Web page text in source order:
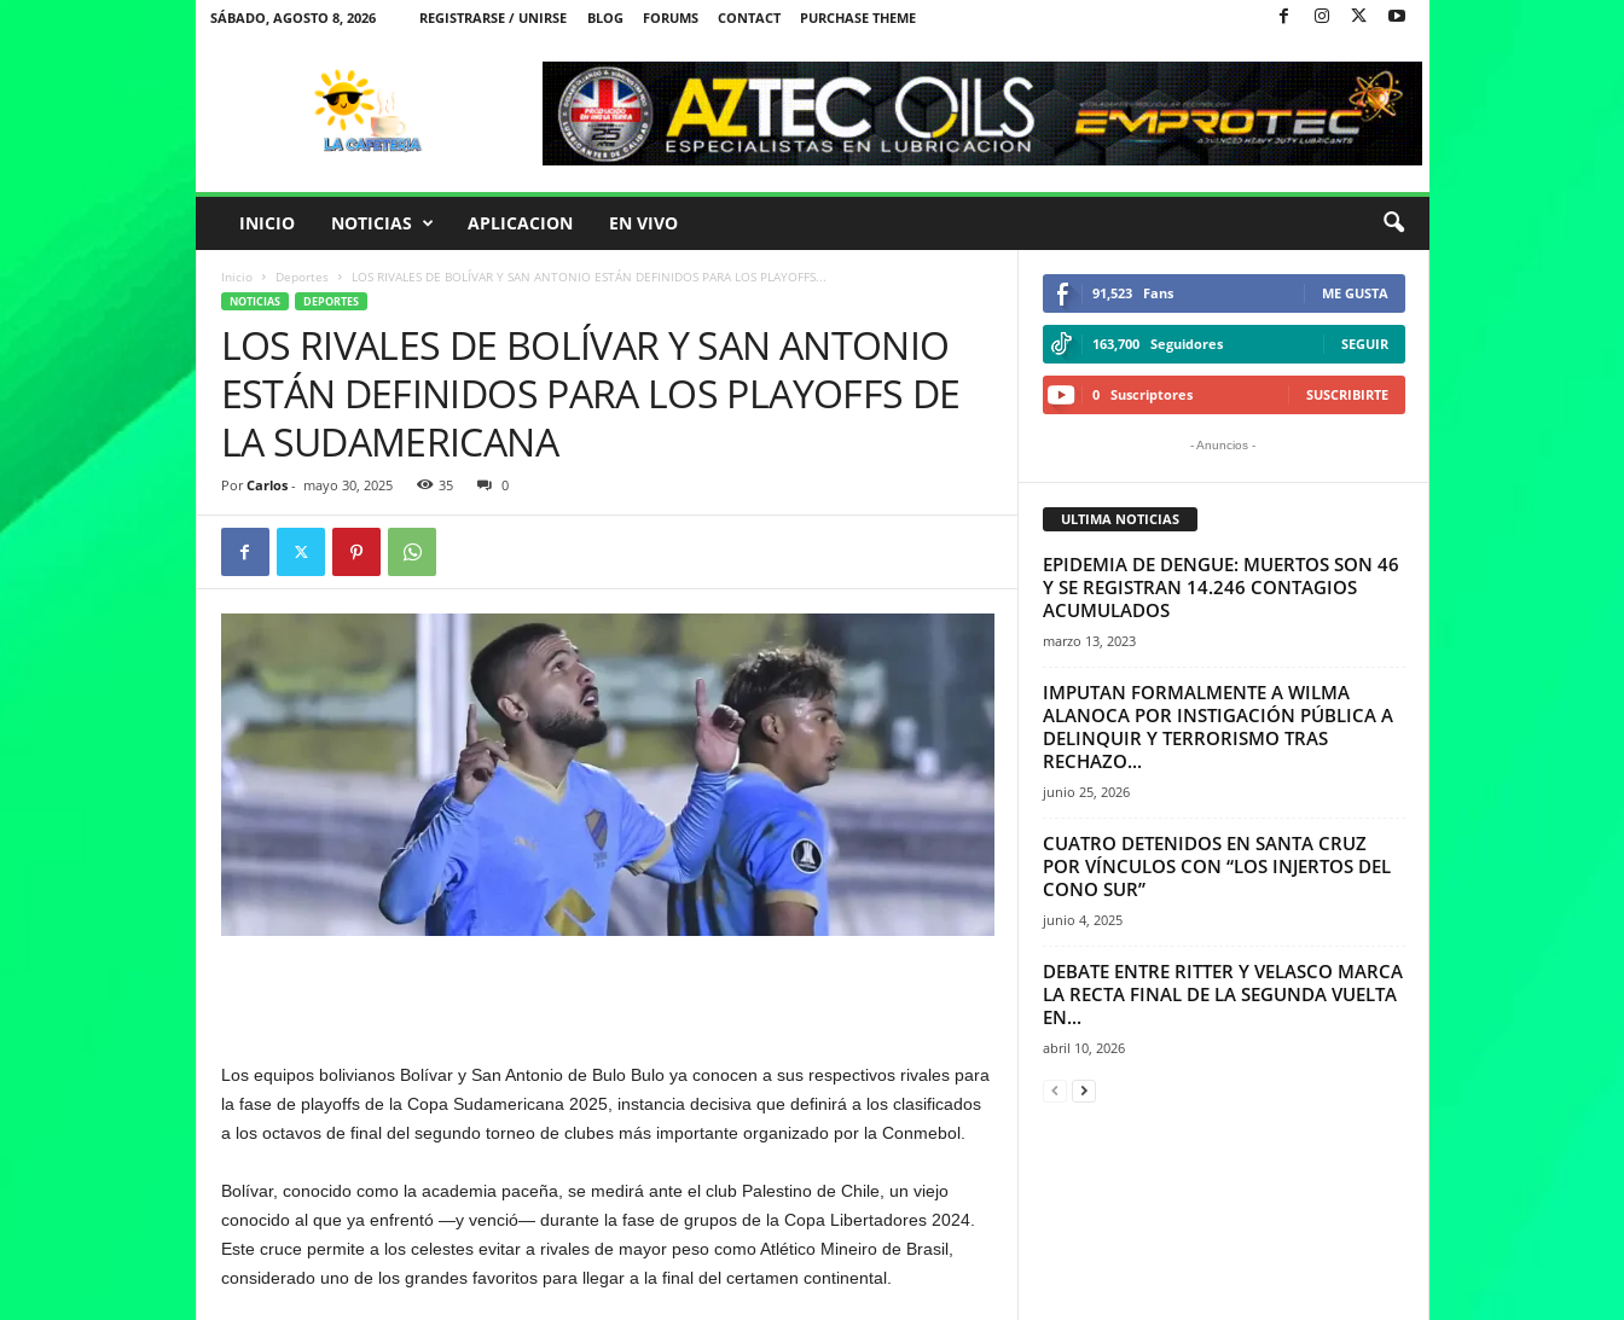
SÁBADO, AGOSTO 8, 2026 REGISTRARSE / UNIRSE BLOG FORUMS CONTACT PURCHASE THEME
INICIO NOTICIAS APLICACION EN VIVO
Inicio Deportes LOS RIVALES DE BOLÍVAR Y SAN ANTONIO ESTÁN DEFINIDOS PARA LOS PLAYOFFS...
NOTICIAS DEPORTES
LOS RIVALES DE BOLÍVAR Y SAN ANTONIO
ESTÁN DEFINIDOS PARA LOS PLAYOFFS DE
LA SUDAMERICANA
Por Carlos- mayo 30, 2025 35 0
Los equipos bolivianos Bolívar y San Antonio de Bulo Bulo ya conocen a sus respectivos rivales para
la fase de playoffs de la Copa Sudamericana 2025, instancia decisiva que definirá a los clasificados
a los octavos de final del segundo torneo de clubes más importante organizado por la Conmebol.
Bolívar, conocido como la academia paceña, se medirá ante el club Palestino de Chile, un viejo
conocido al que ya enfrentó —y venció— durante la fase de grupos de la Copa Libertadores 2024.
Este cruce permite a los celestes evitar a rivales de mayor peso como Atlético Mineiro de Brasil,
considerado uno de los grandes favoritos para llegar a la final del certamen continental.
91,523 Fans ME GUSTA
163,700 Seguidores SEGUIR
0 Suscriptores SUSCRIBIRTE
- Anuncios -
ULTIMA NOTICIAS
EPIDEMIA DE DENGUE: MUERTOS SON 46
Y SE REGISTRAN 14.246 CONTAGIOS
ACUMULADOS
marzo 13, 2023
IMPUTAN FORMALMENTE A WILMA
ALANOCA POR INSTIGACIÓN PÚBLICA A
DELINQUIR Y TERRORISMO TRAS
RECHAZO...
junio 25, 2026
CUATRO DETENIDOS EN SANTA CRUZ
POR VÍNCULOS CON “LOS INJERTOS DEL
CONO SUR”
junio 4, 2025
DEBATE ENTRE RITTER Y VELASCO MARCA
LA RECTA FINAL DE LA SEGUNDA VUELTA
EN...
abril 10, 2026